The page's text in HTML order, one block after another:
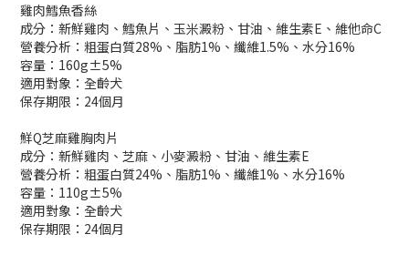
雞肉鱈魚香絲
成分：新鮮雞肉、鱈魚片、玉米澱粉、甘油、維生素E、維他命C
營養分析：粗蛋白質28%、脂肪1%、纖維1.5%、水分16%
容量：160g±5%
適用對象：全齡犬
保存期限：24個月
鮮Q芝麻雞胸肉片
成分：新鮮雞肉、芝麻、小麥澱粉、甘油、維生素E
營養分析：粗蛋白質24%、脂肪1%、纖維1%、水分16%
容量：110g±5%
適用對象：全齡犬
保存期限：24個月